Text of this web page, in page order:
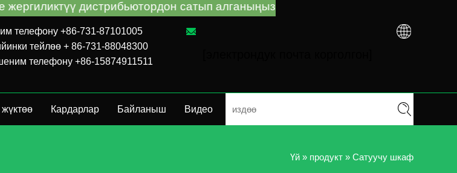
телефону +86-731-87101005
тейлөө + 86-731-88048300
телефону +86-15874911511
жүктөө Кардарлар Байланыш Видео
Үй » продукт » Сатуучу шкаф
сатып алганыңызга карабастан, сатуучу автоматтар боюнча